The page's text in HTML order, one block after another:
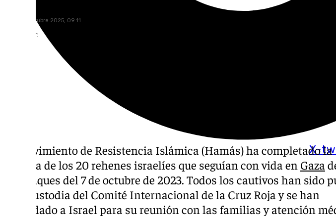
X-
lunes, 13 octubre 2025, 09:11
Compartir:
El Movimiento de Resistencia Islámica (Hamás) ha completado la
entrega de los 20 rehenes israelíes que seguían con vida en Gaza
los ataques del 7 de octubre de 2023. Todos los cautivos han sido
bajo custodia del Comité Internacional de la Cruz Roja y se han
trasladado a Israel para su reunión con las familias y atención